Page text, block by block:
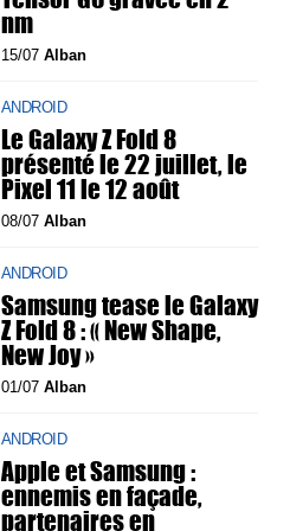
nm
15/07 Alban
ANDROID
Le Galaxy Z Fold 8
présenté le 22 juillet, le
Pixel 11 le 12 août
08/07 Alban
ANDROID
Samsung tease le Galaxy
Z Fold 8 : « New Shape,
New Joy »
01/07 Alban
ANDROID
Apple et Samsung :
ennemis en façade,
partenaires en